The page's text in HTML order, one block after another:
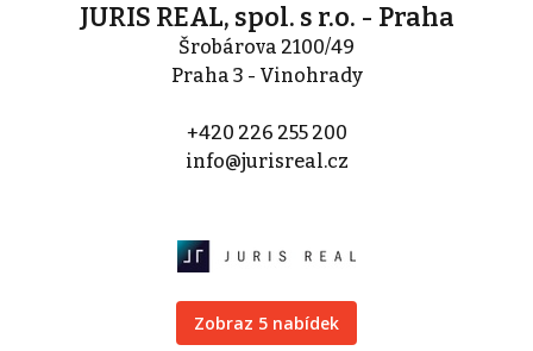
JURIS REAL, spol. s r.o. - Praha
Šrobárova 2100/49
Praha 3 - Vinohrady
+420 226 255 200
info@jurisreal.cz
Zobraz 5 nabídek